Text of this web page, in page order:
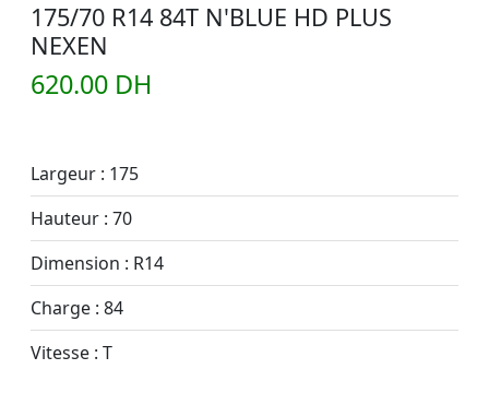
175/70 R14 84T N'BLUE HD PLUS
NEXEN
620.00 DH
Largeur : 175
Hauteur : 70
Dimension : R14
Charge : 84
Vitesse : T